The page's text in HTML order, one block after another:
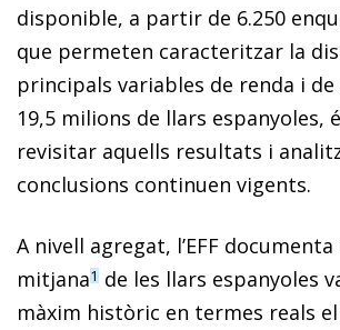
disponible, a partir de 6.250
que permeten caracteritzar la
principals variables de renda i de
19,5 milions de llars espanyoles,
revisitar aquells resultats i
conclusions continuen vigents.
A nivell agregat, l’EFF
mitjana1 de les llars espanyoles
màxim històric en termes reals el